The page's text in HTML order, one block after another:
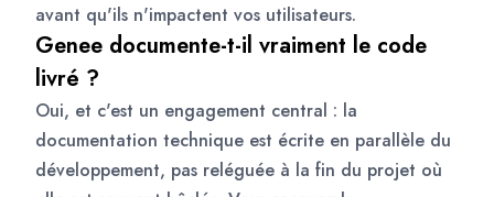
avant qu'ils n'impactent vos utilisateurs.
Genee documente-t-il vraiment le code
livré ?
Oui, et c'est un engagement central : la
documentation technique est écrite en parallèle du
développement, pas reléguée à la fin du projet où